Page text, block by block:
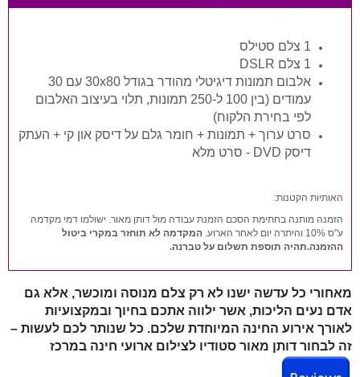
1 צלם סטילס
1 צלם DSLR
אלבום תמונות דיגיטלי מהודר בגודל 30x80 עם 30
עמודים (בין 100 ל-250 תמונות, תלוי בעיצוב האלבום
לפי בחירת הלקוח)
סרט ערוך + תמונות + חומר גלם על דיסק און קי + העתק
דיסק DVD - סרט מלא
האותיות הקטנות:
הזמנה מותנה בחתימת הסכם הזמנת עבודה מול דותן מאור. ישולמו דמי מקדמה
ע"ס 10% והיתרה יום לאחר הארוע.
המקדמה לא תוחזר במקרי ביטול
ההזמנה.תהיה תוספת תשלום על טברנה.
מאחורי כל עדשה ישנו לא רק צלם מנוסה ומוכשר, אלא גם
אדם נעים הליכות, אשר ילווה אתכם בחיוך ובמקצועיות
לאורך אירוע החינה המיוחדת שלכם. כל שנותר לכם לעשות –
זה לבחור דותן מאור סטודיו לצילום ארועי חינה במרכז